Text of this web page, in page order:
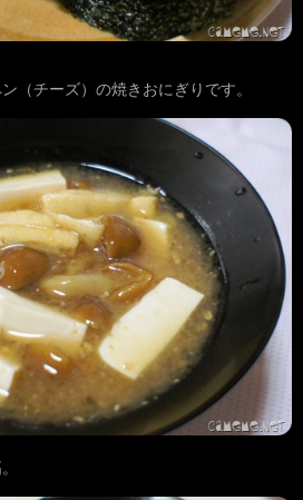
（チーズ）の焼きおにぎりです。